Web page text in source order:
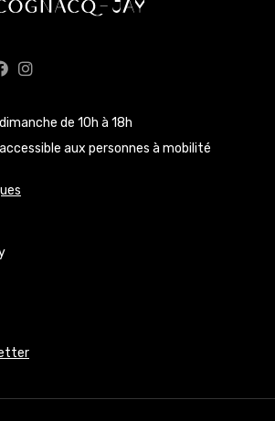
Facebook : Musée Cognacq-Jay
Instagram : Musée Cognacq-
de 10h à 18h
aux personnes à mobilité